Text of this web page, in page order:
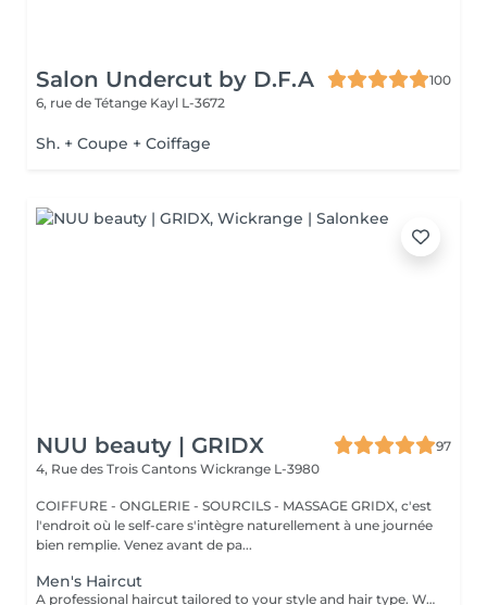
Salon Undercut by D.F.A
100
6, rue de Tétange Kayl L-3672
Sh. + Coupe + Coiffage
NUU beauty | GRIDX
97
4, Rue des Trois Cantons Wickrange L-3980
COIFFURE - ONGLERIE - SOURCILS - MASSAGE GRIDX, c'est
l'endroit où le self-care s'intègre naturellement à une journée
bien remplie. Venez avant de pa...
Men's Haircut
A professional haircut tailored to your style and hair type. We begin with a short consultation to discuss your expectations, followed by a gentle wash while you relax lying comfortably in our Maletti chair, a precise cut, and a smooth blow-dry. We use Dyson Pro tools that protect your hair from excessive heat and deliver a sleek, polished finish. LaBiosthétique care and styling products provide holistic care for hair and scalp, combining scientific research with carefully selected natural ingredients. All brushes are sanitised with Sibel equipment, which effectively removes hair, product buildup, and impurities while reducing bacteria on the brush surface to maintain high hygiene standards for every client.